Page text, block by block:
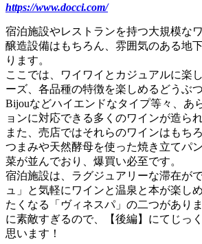
https://www.docci.com/
宿泊施設やレストランを持つ大規模なワ
醸造設備はもちろん、雰囲気のある地
ります。
ここでは、ワイワイとカジュアルに楽
ーズ、各品種の特徴を楽しめるどうぶ
Bijouなどハイエンドなタイプ等々、あ
ョンに対応できる多くのワインが造ら
また、売店ではそれらのワインはもち
つまみや天然酵母を使った焼き立てパ
菜が並んでおり、爆買い必至です。
宿泊施設は、ラグジュアリーな滞在が
ュ」と気軽にワインと温泉と本が楽し
たくなる「ヴィネスパ」の二つがあり
に素敵すぎるので、【後編】にてじっ
思います！